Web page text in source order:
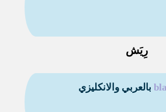
رِيَش
بالعربي والانكليزي